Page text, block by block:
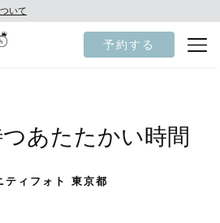
いて
予約する
あたたかい時間
ティフォト 東京都